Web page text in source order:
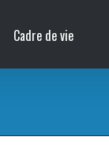
Cadre de vie